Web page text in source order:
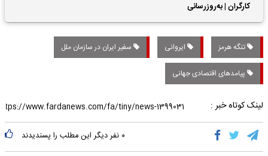
کارگران | به‌روزرسانی
کمک‌های معیشتی برای
کارگران
تنگه هرمز ایروانی سفیر ایران در سازمان ملل
پیامدهای اقتصادی جهانی
لینک کوتاه خبر :
۰ نفر دیگر این مطلب را پسندیدند